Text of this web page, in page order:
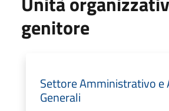
genitore
Settore Amministrativo e
Generali